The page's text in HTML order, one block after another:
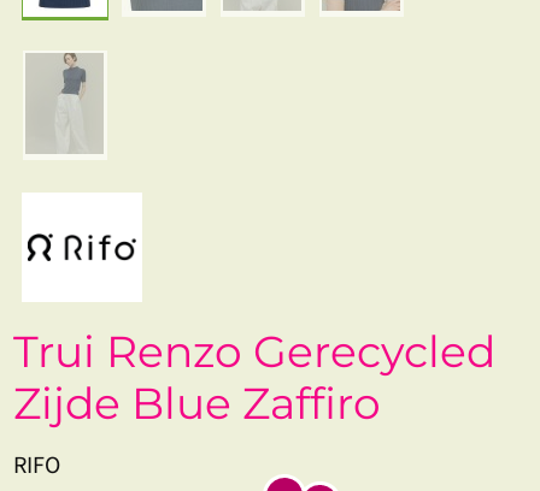
Trui Renzo Gerecycled
Zijde Blue Zaffiro
RIFO